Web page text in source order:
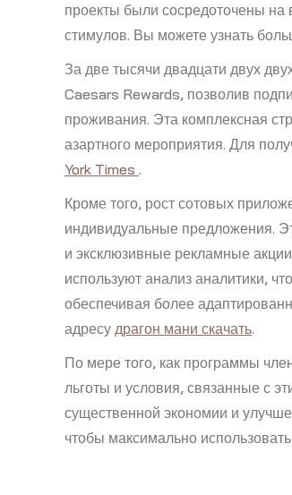
проекты были сосредоточены
стимулов. Вы можете узнать
За две тысячи двадцати двух
Caesars Rewards, позволив
проживания. Эта комплексная
азартного мероприятия. Для
York Times .
Кроме того, рост сотовых
индивидуальные предложения.
и эксклюзивные рекламные
используют анализ аналитики,
обеспечивая более
адресу драгон мани скачать.
По мере того, как программы
льготы и условия, связанные с
существенной экономии и
чтобы максимально